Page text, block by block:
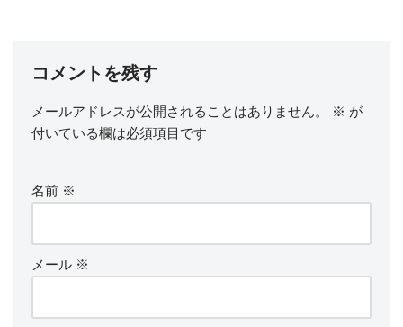
コメントを残す
メールアドレスが公開されることはありません。 ※ が
付いている欄は必須項目です
名前 ※
メール ※